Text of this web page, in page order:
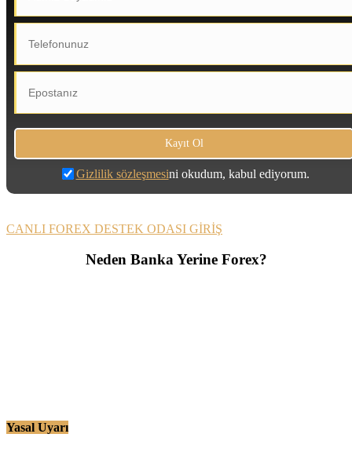
Gizlilik sözleşmesini okudum, kabul ediyorum.
CANLI FOREX DESTEK ODASI GİRİŞ
Neden Banka Yerine Forex?
Yasal Uyarı